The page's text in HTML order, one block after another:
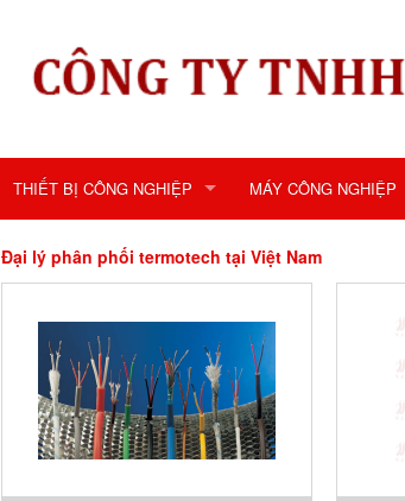
THIẾT BỊ CÔNG NGHIỆP MÁY CÔNG NGHIỆP
Đại lý phân phối termotech tại Việt Nam